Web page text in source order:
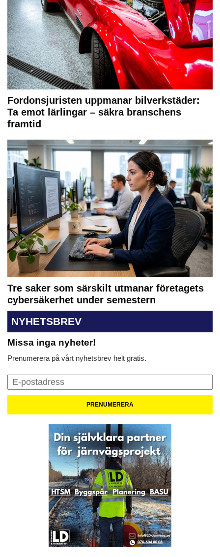
Fordonsjuristen uppmanar bilverkstäder:
Ta emot lärlingar – säkra branschens
framtid
Tre saker som särskilt utmanar företagets
cybersäkerhet under semestern
NYHETSBREV
Missa inga nyheter!
Prenumerera på vårt nyhetsbrev helt gratis.